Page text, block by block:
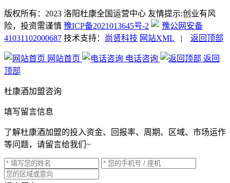
版权所有：2023 洛阳杜康全国运营中心 友情提示:创业有风
险，投资需谨慎 豫ICP备2021013645号-2
豫公网安备
41031102000687 技术支持： 尚贤科技 网站XML | 返回顶部
网站首页 电话咨询
返回
顶部
杜康酒加盟咨询
填写留言信息
了解杜康酒加盟的投入资金、回报率、周期、区域、市场运作
等问题，请留言给我们~